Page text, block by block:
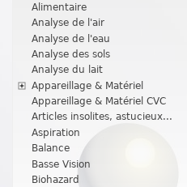
Alimentaire
Analyse de l'air
Analyse de l'eau
Analyse des sols
Analyse du lait
Appareillage & Matériel
Appareillage & Matériel CVC
Articles insolites, astucieux...
Aspiration
Balance
Basse Vision
Biohazard